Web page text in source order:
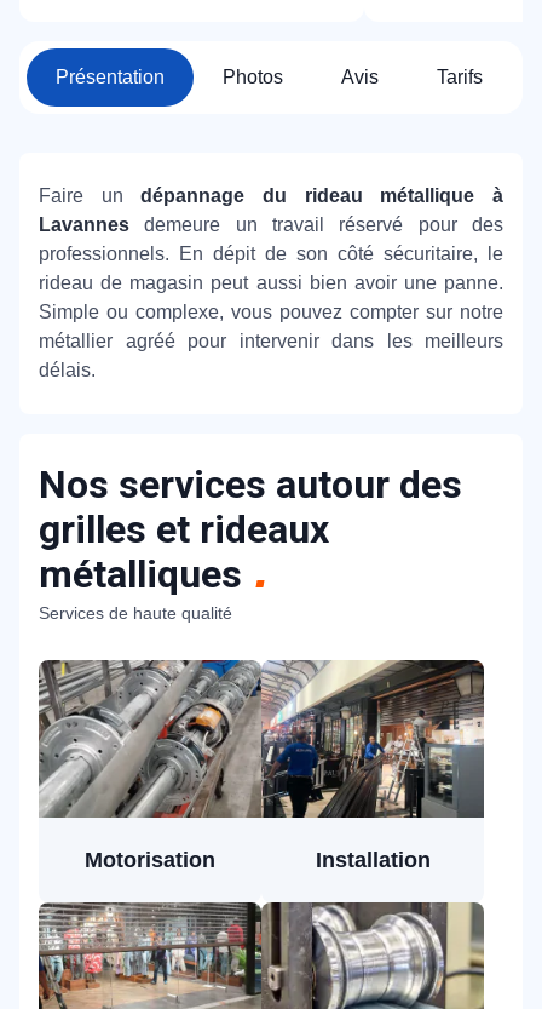
Présentation Photos Avis Tarifs
Faire undépannage du rideau métallique à
Lavannes demeure un travail réservé pour des
professionnels. En dépit de son côté sécuritaire, le
rideau de magasin peut aussi bien avoir une panne.
Simple ou complexe, vous pouvez compter sur notre
métallier agréé pour intervenir dans les meilleurs
délais.
Nos services autour des
grilles et rideaux
métalliques
Services de haute qualité
Motorisation Installation